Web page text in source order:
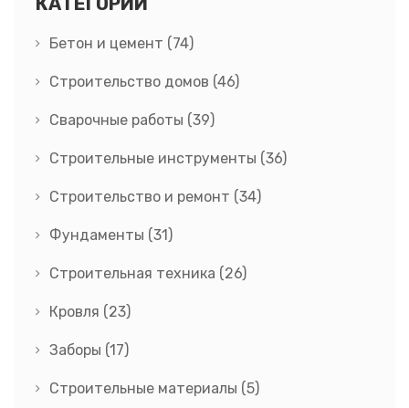
Бетон и цемент (74)
Строительство домов (46)
Сварочные работы (39)
Строительные инструменты (36)
Строительство и ремонт (34)
Фундаменты (31)
Строительная техника (26)
Кровля (23)
Заборы (17)
Строительные материалы (5)